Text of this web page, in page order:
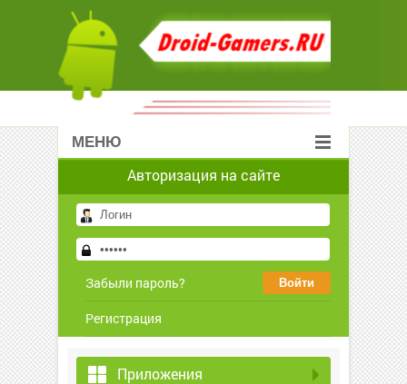
МЕНЮ
Авторизация на сайте
Забыли пароль?
Регистрация
Приложения